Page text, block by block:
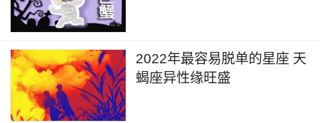
2022年最容易脱单的星座 天
蝎座异性缘旺盛